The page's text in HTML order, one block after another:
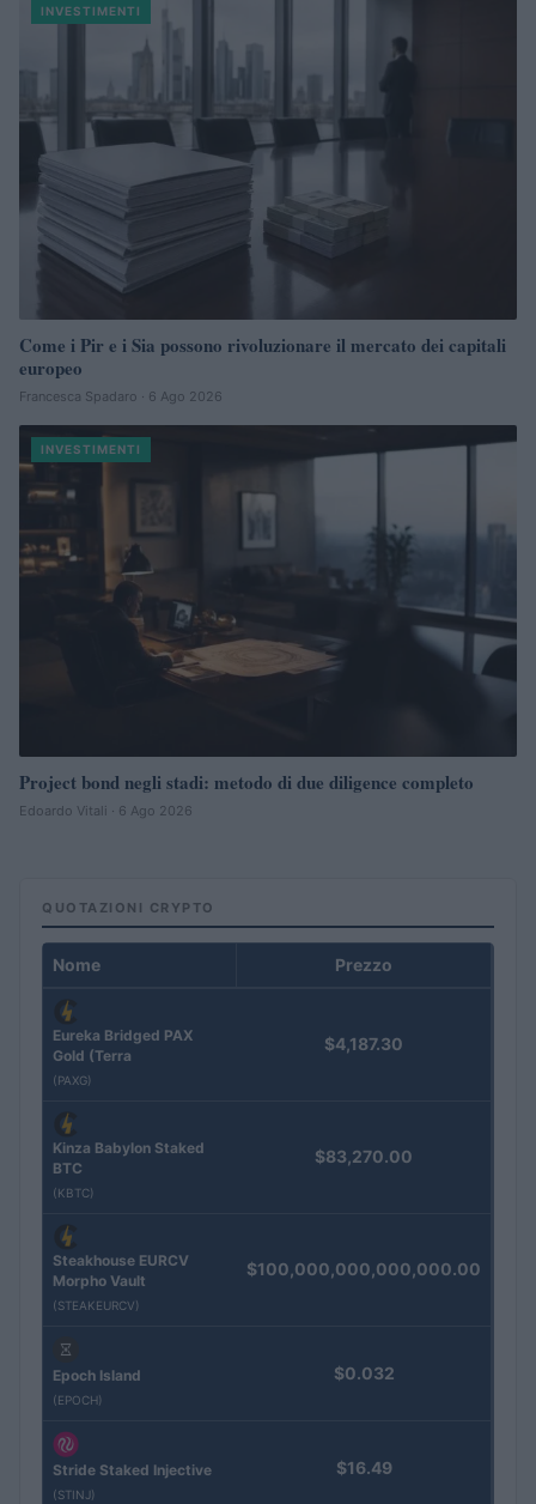
INVESTIMENTI
Come i Pir e i Sia possono rivoluzionare il mercato dei capitali
europeo
Francesca Spadaro · 6 Ago 2026
INVESTIMENTI
Project bond negli stadi: metodo di due diligence completo
Edoardo Vitali · 6 Ago 2026
QUOTAZIONI CRYPTO
Nome Prezzo
Eureka Bridged PAX
Gold (Terra
(PAXG)
$4,187.30
Kinza Babylon Staked
BTC
(KBTC)
$83,270.00
Steakhouse EURCV
Morpho Vault
(STEAKEURCV)
$100,000,000,000,000.00
Epoch Island
(EPOCH)
$0.032
Stride Staked Injective
(STINJ)
$16.49